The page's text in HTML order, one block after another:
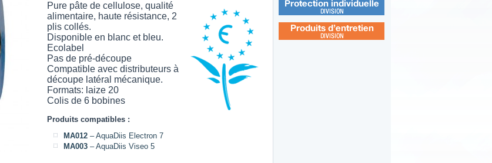
Pure pâte de cellulose, qualité
alimentaire, haute résistance, 2
plis collés.
Disponible en blanc et bleu.
Ecolabel
Pas de pré-découpe
Compatible avec distributeurs à
découpe latéral mécanique.
Formats: laize 20
Colis de 6 bobines
Produits compatibles :
MA012– AquaDiis Electron 7
MA003– AquaDiis Viseo 5